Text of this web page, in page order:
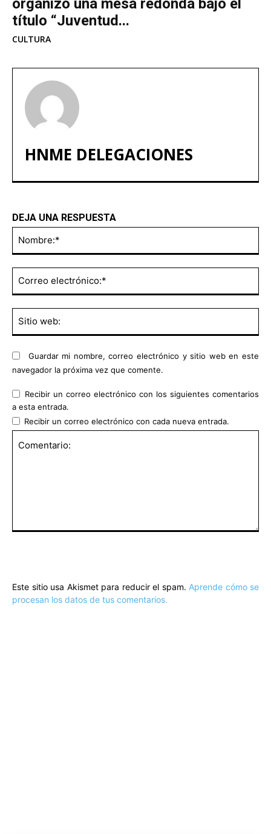
organizó una mesa redonda bajo el
título “Juventud...
CULTURA
HNME DELEGACIONES
DEJA UNA RESPUESTA
Guardar mi nombre, correo electrónico y sitio web en este
navegador la próxima vez que comente.
Recibir un correo electrónico con los siguientes comentarios
a esta entrada.
Recibir un correo electrónico con cada nueva entrada.
Este sitio usa Akismet para reducir el spam. Aprende cómo se
procesan los datos de tus comentarios.